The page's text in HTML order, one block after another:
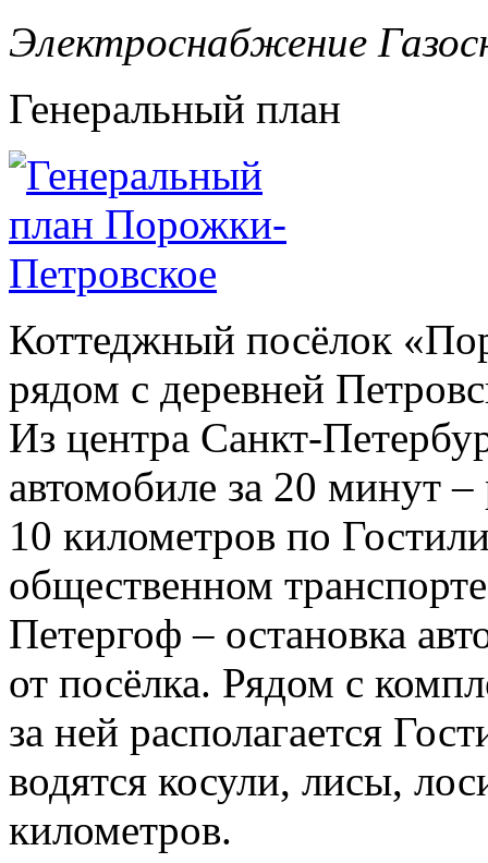
Электроснабжение
Генеральный план
Коттеджный посёлок
рядом с деревней
Из центра Санкт-
автомобиле за 20 минут
10 километров по
общественном
Петергоф – остановка
от посёлка. Рядом с
за ней располагается
водятся косули, лисы,
километров.